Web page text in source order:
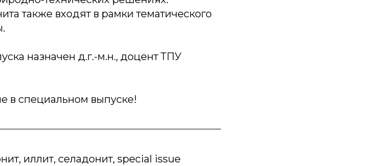
также входят в рамки тематического
назначен д.г.-м.н., доцент ТПУ
в специальном выпуске!
иллит, селадонит, special issue